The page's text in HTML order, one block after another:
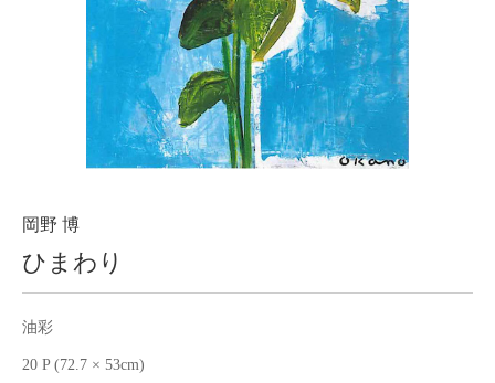
スケジュール
会社案内
Contact
Purchase assessment
岡野 博
ひまわり
油彩
20 P (72.7 × 53cm)